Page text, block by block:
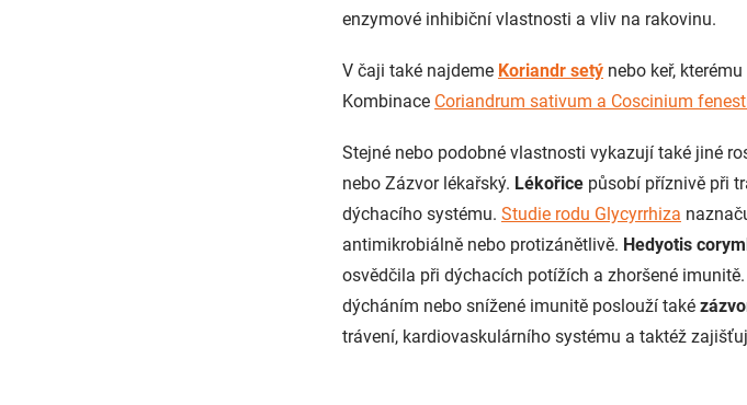
enzymové inhibiční vlastnosti a vliv na rakovinu.
V čaji také najdeme Koriandr setý nebo keř,
Kombinace Coriandrum sativum a Coscinium
Stejné nebo podobné vlastnosti vykazují také jiné
nebo Zázvor lékařský. Lékořice působí příznivě při
dýchacího systému. Studie rodu Glycyrrhiza
antimikrobiálně nebo protizánětlivě. Hedyotis
osvědčila při dýchacích potížích a zhoršené
dýcháním nebo snížené imunitě poslouží také
trávení, kardiovaskulárního systému a taktéž